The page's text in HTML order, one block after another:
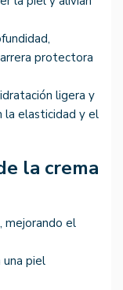
protectora
ligera y
la elasticidad y el
la crema
, mejorando el
piel